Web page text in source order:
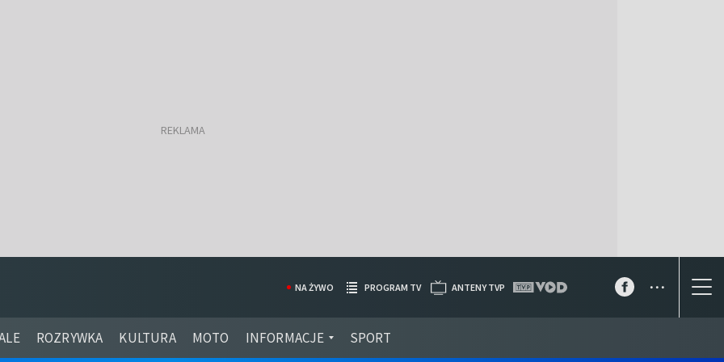
ROZRYWKA KULTURA MOTO INFORMACJE SPORT
NA ŻYWO PROGRAM TV ANTENY TVP ...